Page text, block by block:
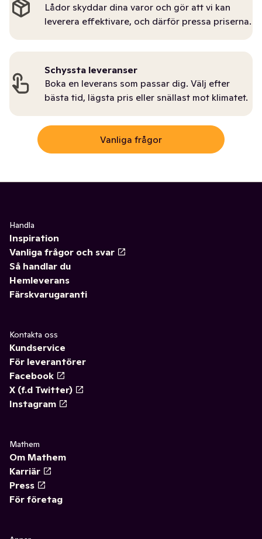
Lådor skyddar dina varor och gör att vi kan
leverera effektivare, och därför pressa priserna.
Schyssta leveranser
Boka en leverans som passar dig. Välj efter
bästa tid, lägsta pris eller snällast mot klimatet.
Vanliga frågor
Handla
Inspiration
Vanliga frågor och svar
Så handlar du
Hemleverans
Färskvarugaranti
Kontakta oss
Kundservice
För leverantörer
Facebook
X (f.d Twitter)
Instagram
Mathem
Om Mathem
Karriär
Press
För företag